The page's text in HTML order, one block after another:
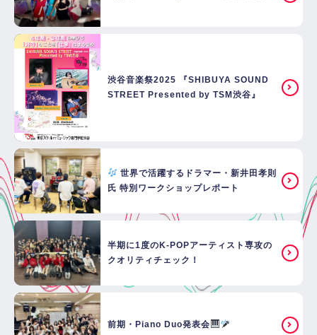
渋谷音楽祭2025 『SHIBUYA SOUND
STREET Presented by TSM渋谷』
世界で活躍するドラマー・新井田孝則
氏 特別ワークショップレポート
半期に1度のK-POPアーティスト専攻の
クオリティチェック！
前期・Piano Duo発表会